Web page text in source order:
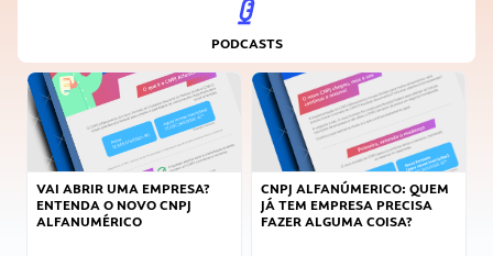
PODCASTS
VAI ABRIR UMA EMPRESA?
ENTENDA O NOVO CNPJ
ALFANUMÉRICO
CNPJ ALFANÚMERICO: QUEM
JÁ TEM EMPRESA PRECISA
FAZER ALGUMA COISA?